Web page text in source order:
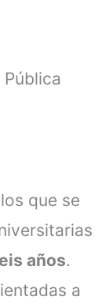
que se
años.
a